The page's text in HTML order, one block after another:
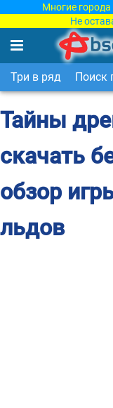
Многие
Не
Три в ряд Поиск
Тайны
скачать
обзор
льдов